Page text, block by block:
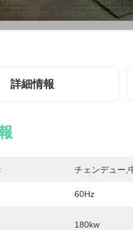
詳細情報
チェンデュー,
60Hz
180kw